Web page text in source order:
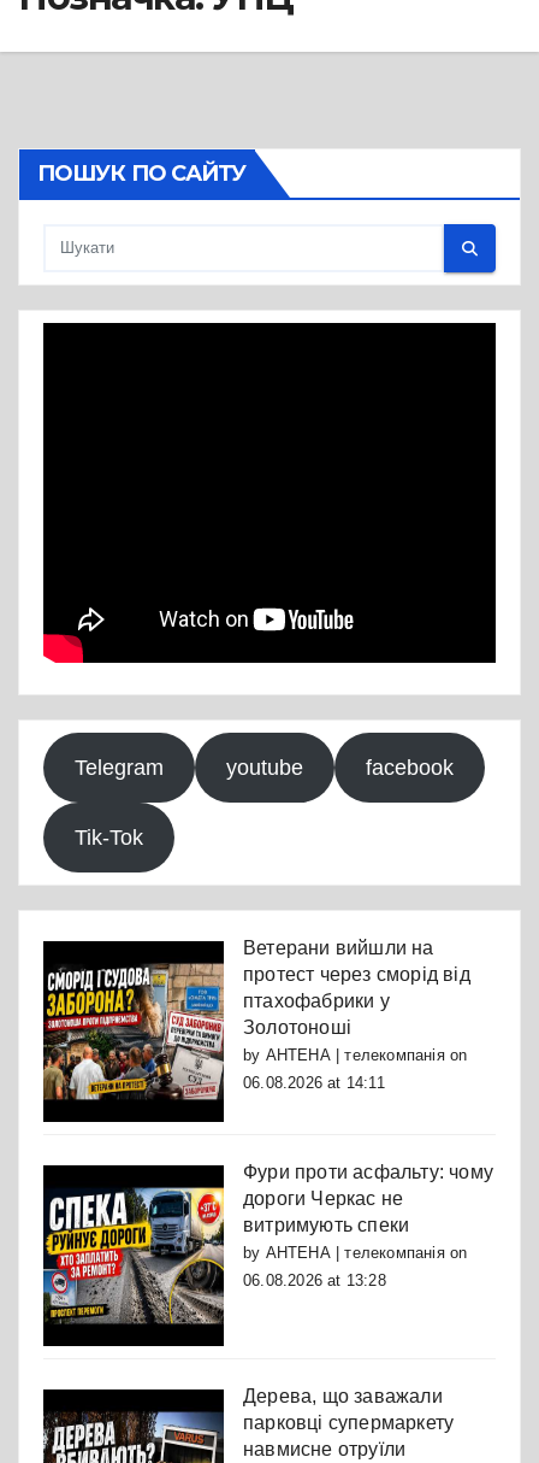
ПОШУК ПО САЙТУ
Telegram youtube facebook
Tik-Tok
Ветерани вийшли на
протест через сморід від
птахофабрики у
Золотоноші
by АНТЕНА | телекомпаніяon
06.08.2026 at 14:11
Фури проти асфальту: чому
дороги Черкас не
витримують спеки
by АНТЕНА | телекомпаніяon
06.08.2026 at 13:28
Дерева, що заважали
парковці супермаркету
навмисне отруїли